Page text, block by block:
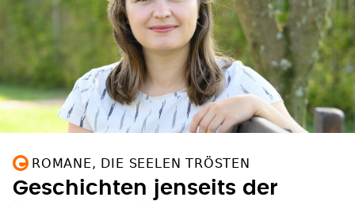
ROMANE, DIE SEELEN TRÖSTEN
Geschichten jenseits der